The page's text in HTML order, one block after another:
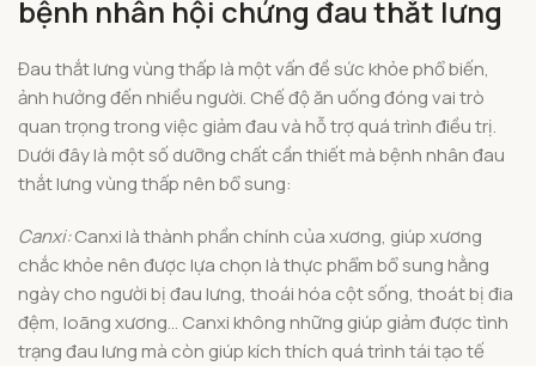
bệnh nhân hội chứng đau thắt lưng
Đau thắt lưng vùng thấp là một vấn đề sức khỏe phổ biến,
ảnh hưởng đến nhiều người. Chế độ ăn uống đóng vai trò
quan trọng trong việc giảm đau và hỗ trợ quá trình điều trị.
Dưới đây là một số dưỡng chất cần thiết mà bệnh nhân đau
thắt lưng vùng thấp nên bổ sung:
Canxi:Canxi là thành phần chính của xương, giúp xương
chắc khỏe nên được lựa chọn là thực phẩm bổ sung hằng
ngày cho người bị đau lưng, thoái hóa cột sống, thoát bị đia
đệm, loãng xương… Canxi không những giúp giảm được tình
trạng đau lưng mà còn giúp kích thích quá trình tái tạo tế